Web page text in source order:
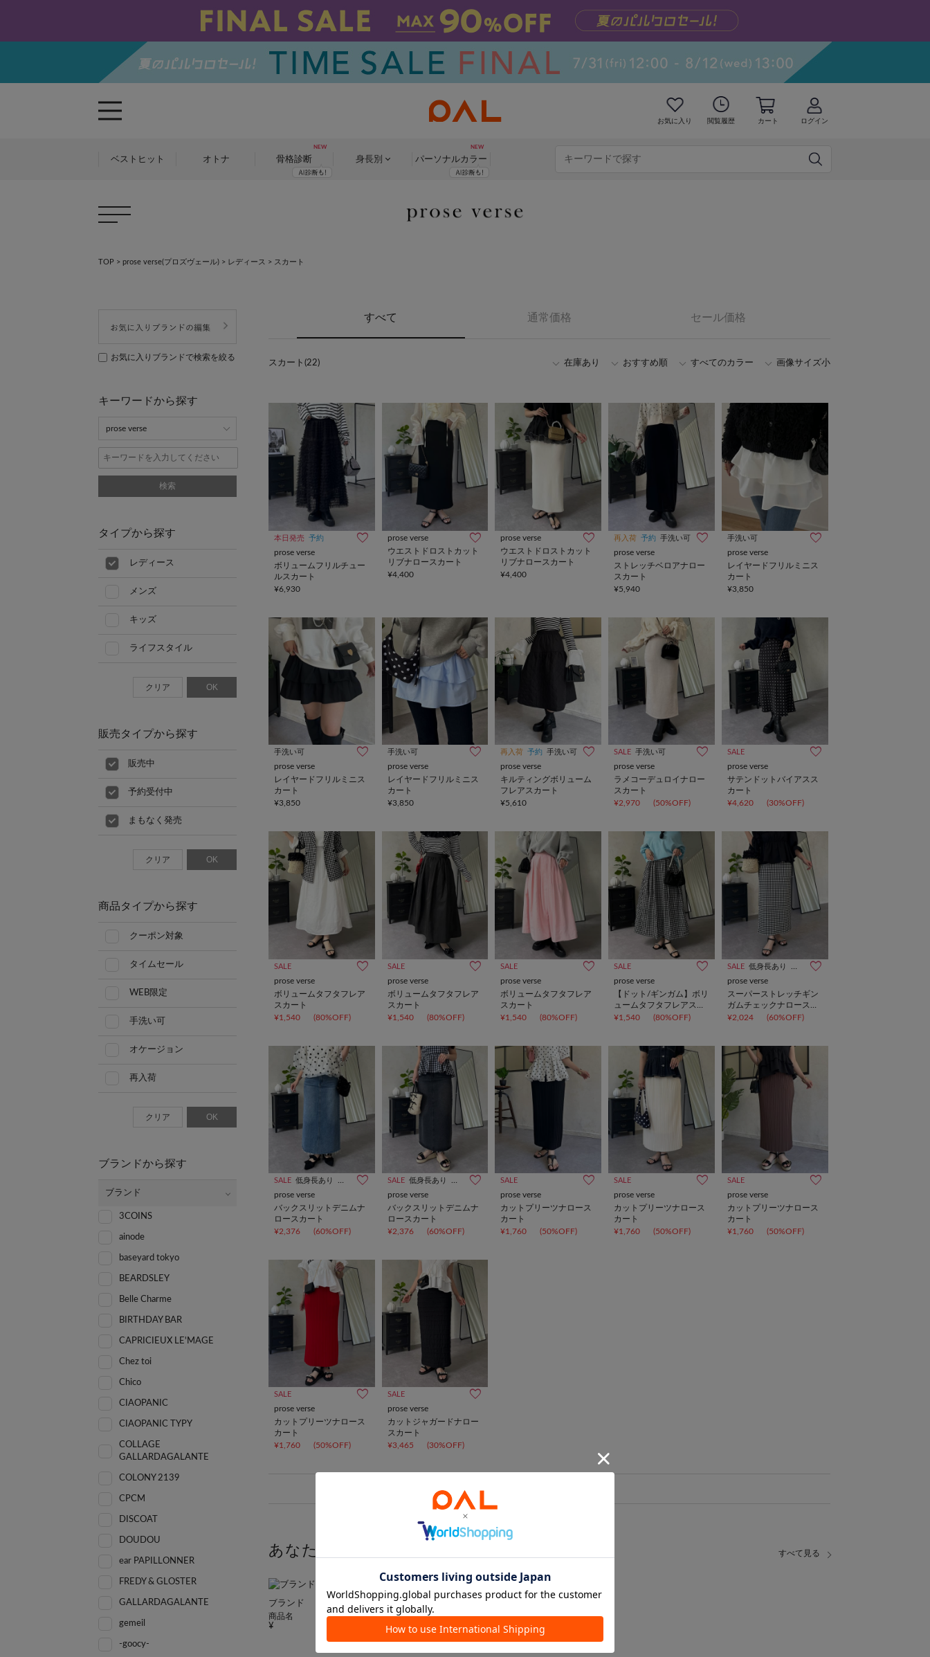
お気に入り 閲覧履歴 カート ログイン
ベストヒット オトナ 骨格診断 身長別 パーソナルカラー
TOP > prose verse(プロズヴェール) > レディース > スカート
すべて 通常価格 セール価格
スカート(22) 在庫あり おすすめ順 すべてのカラー 画像サイズ小
本日発売 予約
prose verse
ボリュームフリルチュー
ルスカート
¥6,930
prose verse
ウエストドロストカット
リブナロースカート
¥4,400
prose verse
ウエストドロストカット
リブナロースカート
¥4,400
再入荷 予約 手洗い可
prose verse
ストレッチベロアナロー
スカート
¥5,940
手洗い可
prose verse
レイヤードフリルミニス
カート
¥3,850
手洗い可
prose verse
レイヤードフリルミニス
カート
¥3,850
手洗い可
prose verse
レイヤードフリルミニス
カート
¥3,850
再入荷 予約 手洗い可
prose verse
キルティングボリューム
フレアスカート
¥5,610
SALE 手洗い可
prose verse
ラメコーデュロイナロー
スカート
¥2,970
(50%OFF)
SALE
prose verse
サテンドットバイアスス
カート
¥4,620
(30%OFF)
SALE
prose verse
ボリュームタフタフレア
スカート
¥1,540
(80%OFF)
SALE
prose verse
ボリュームタフタフレア
スカート
¥1,540
(80%OFF)
SALE
prose verse
ボリュームタフタフレア
スカート
¥1,540
(80%OFF)
SALE
prose verse
【ドット/ギンガム】ボリ
ュームタフタフレアスカ
ート
¥1,540 (80%OFF)
SALE 低身長あり 高身長あり
prose verse
スーパーストレッチギン
ガムチェックナロースカ
ート
¥2,024 (60%OFF)
SALE 低身長あり 高身長あり
prose verse
バックスリットデニムナ
ロースカート
¥2,376
(60%OFF)
SALE 低身長あり 高身長あり
prose verse
バックスリットデニムナ
ロースカート
¥2,376
(60%OFF)
SALE
prose verse
カットプリーツナロース
カート
¥1,760
(50%OFF)
SALE
prose verse
カットプリーツナロース
カート
¥1,760
(50%OFF)
SALE
prose verse
カットプリーツナロース
カート
¥1,760
(50%OFF)
SALE
prose verse
カットプリーツナロース
カート
¥1,760
(50%OFF)
SALE
prose verse
カットジャガードナロー
スカート
¥3,465
(30%OFF)
あなたにおすすめのアイテム
ブランド
商品名
お気に入りブランドで検索を絞る
キーワードから探す
検索
タイプから探す
レディース
メンズ
キッズ
ライフスタイル
クリア OK
販売タイプから探す
販売中
予約受付中
まもなく発売
クリア OK
商品タイプから探す
クーポン対象
タイムセール
WEB限定
手洗い可
オケージョン
再入荷
クリア OK
ブランドから探す
ブランド
3COINS
ainode
baseyard tokyo
BEARDSLEY
Belle Charme
BIRTHDAY BAR
CAPRICIEUX LE'MAGE
Chez toi
Chico
CIAOPANIC
CIAOPANIC TYPY
COLLAGE
GALLARDAGALANTE
COLONY 2139
CPCM
DISCOAT
DOUDOU
ear PAPILLONNER
FREDY & GLOSTER
GALLARDAGALANTE
gemeil
-goocy-